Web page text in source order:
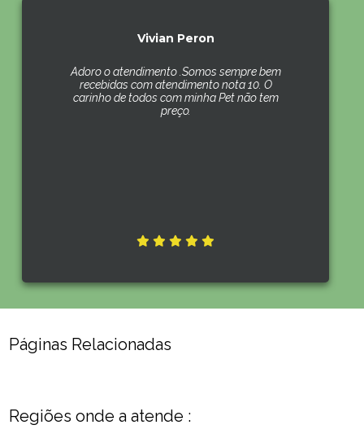
Vivian Peron
Adoro o atendimento .Somos sempre bem
recebidas com atendimento nota 10. O
carinho de todos com minha Pet não tem
preço.
Páginas Relacionadas
Regiões onde a atende :